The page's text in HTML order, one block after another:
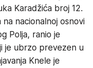
Karadžića broj 12.
nacionalnoj osnovi
Polja, ranio je
je ubrzo prevezen u
Knele je